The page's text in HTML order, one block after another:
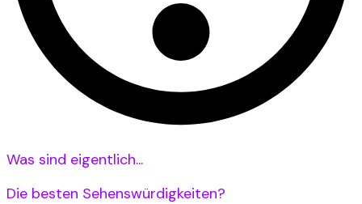
Was sind eigentlich...
Die besten Sehenswürdigkeiten?